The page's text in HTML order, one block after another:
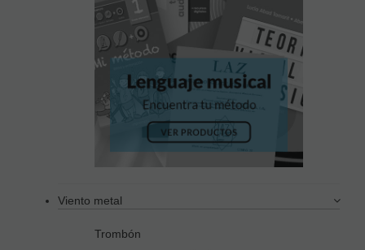
Viento metal
Trombón